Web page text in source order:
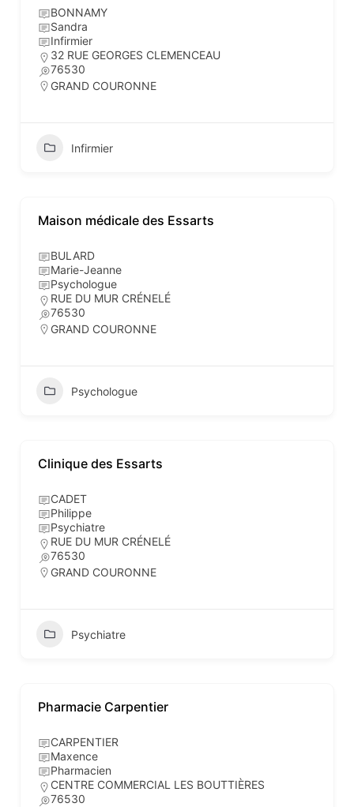
BONNAMY
Sandra
Infirmier
32 RUE GEORGES CLEMENCEAU
76530
GRAND COURONNE
Infirmier
Maison médicale des Essarts
BULARD
Marie-Jeanne
Psychologue
RUE DU MUR CRÉNELÉ
76530
GRAND COURONNE
Psychologue
Clinique des Essarts
CADET
Philippe
Psychiatre
RUE DU MUR CRÉNELÉ
76530
GRAND COURONNE
Psychiatre
Pharmacie Carpentier
CARPENTIER
Maxence
Pharmacien
CENTRE COMMERCIAL LES BOUTTIÈRES
76530